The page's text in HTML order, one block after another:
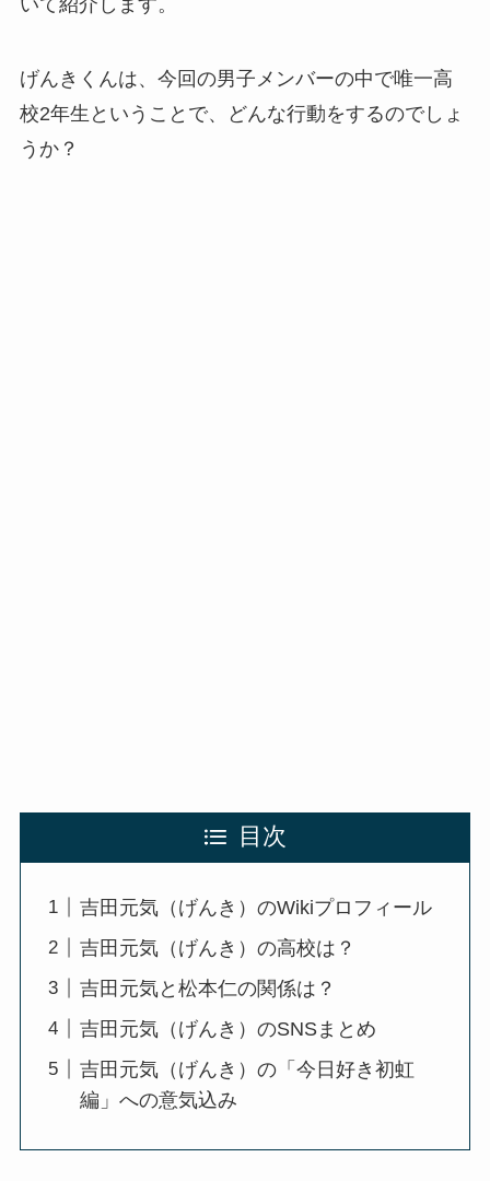
いて紹介します。
げんきくんは、今回の男子メンバーの中で唯一高
校2年生ということで、どんな行動をするのでしょ
うか？
目次
吉田元気（げんき）のWikiプロフィール
吉田元気（げんき）の高校は？
吉田元気と松本仁の関係は？
吉田元気（げんき）のSNSまとめ
吉田元気（げんき）の「今日好き初虹
編」への意気込み